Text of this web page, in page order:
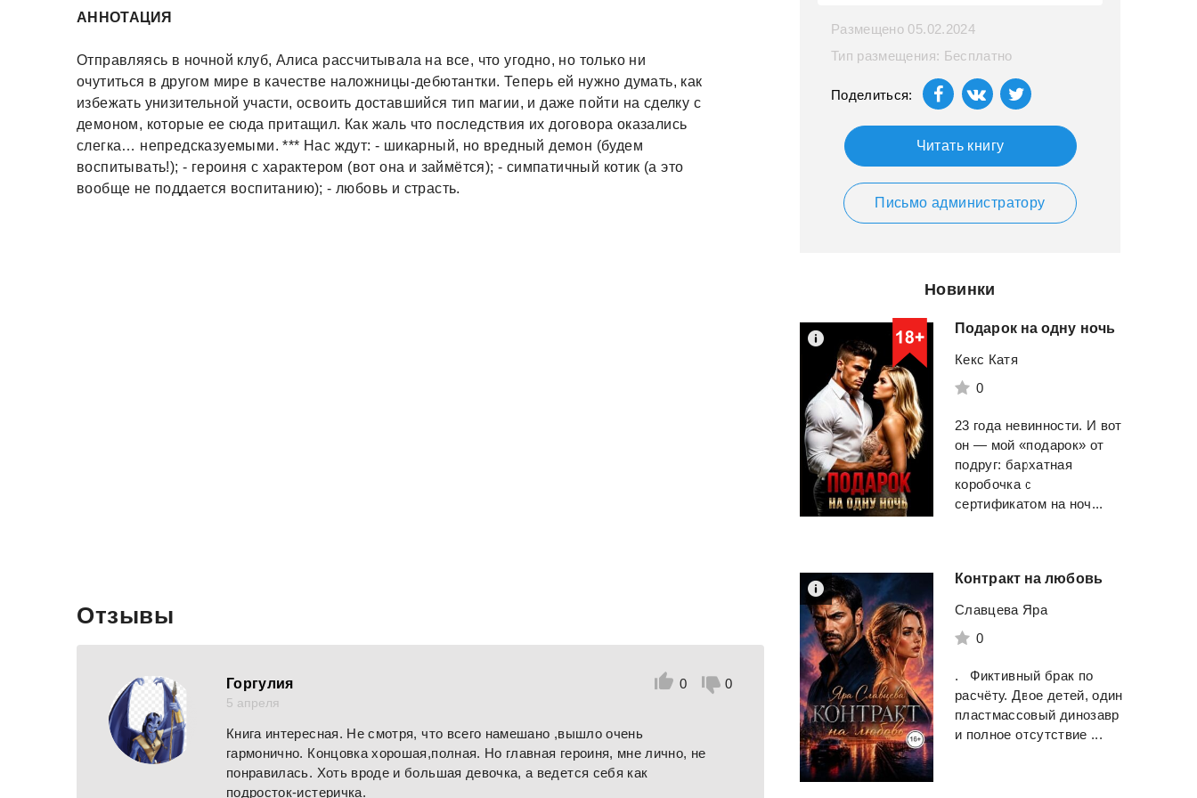
АННОТАЦИЯ
Отправляясь в ночной клуб, Алиса рассчитывала на все, что угодно, но только ни
очутиться в другом мире в качестве наложницы-дебютантки. Теперь ей нужно думать, как
избежать унизительной участи, освоить доставшийся тип магии, и даже пойти на сделку с
демоном, которые ее сюда притащил. Как жаль что последствия их договора оказались
слегка… непредсказуемыми. *** Нас ждут: - шикарный, но вредный демон (будем
воспитывать!); - героиня с характером (вот она и займётся); - симпатичный котик (а это
вообще не поддается воспитанию); - любовь и страсть.
Отзывы
Горгулия
5 апреля
0 0
Книга интересная. Не смотря, что всего намешано ,вышло очень
гармонично. Концовка хорошая,полная. Но главная героиня, мне лично, не
понравилась. Хоть вроде и большая девочка, а ведется себя как
подросток-истеричка.
Размещено 05.02.2024
Тип размещения: Бесплатно
Поделиться:
Читать книгу
Письмо администратору
Новинки
Подарок на одну ночь
Кекс Катя
0
23 года невинности. И вот
он — мой «подарок» от
подруг: бархатная
коробочка с
сертификатом на ноч...
Контракт на любовь
Славцева Яра
0
. Фиктивный брак по
расчёту. Двое детей, один
пластмассовый динозавр
и полное отсутствие ...